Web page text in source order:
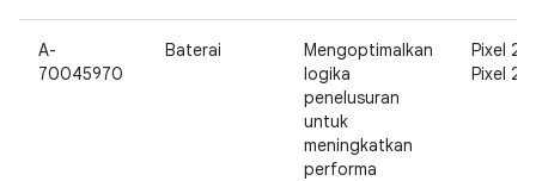
A-
70045970
Baterai
Mengoptimalkan
logika
penelusuran
untuk
meningkatkan
performa
Pixel 2,
Pixel 2